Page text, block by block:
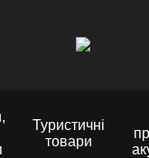
Туристичні
товари